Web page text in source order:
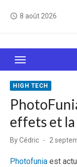
access_time 8 août 2026
Le Web, c'est
sait
HIGH TECH
effets et
ByCédric
Posted
2
Photofunia est